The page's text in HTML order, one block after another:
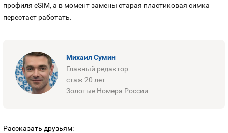
профиля eSIM, а в момент замены старая пластиковая симка
перестает работать.
Михаил Сумин
Главный редактор
стаж 20 лет
Золотые Номера России
Рассказать друзьям: